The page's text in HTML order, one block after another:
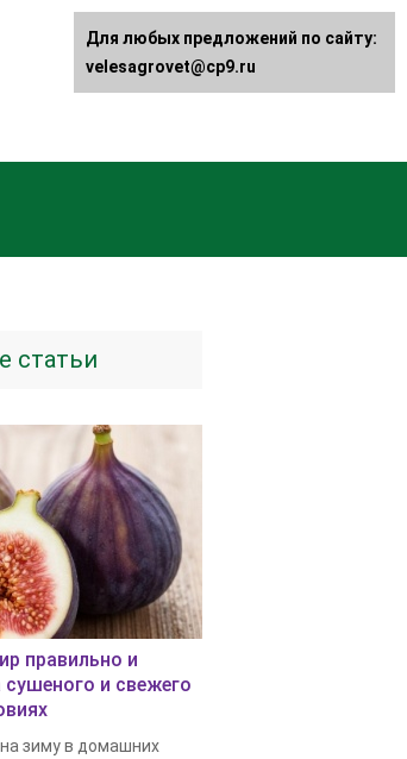
статьи
правильно и
и свежего
зиму в домашних
Для любых предложений по сайту:
velesagrovet@cp9.ru